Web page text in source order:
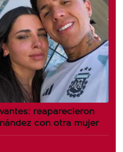
reaparecieron
con otra mujer